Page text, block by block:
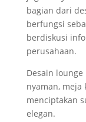
bagian dari
berfungsi
berdiskusi
perusahaan.
Desain
nyaman, meja
menciptakan
elegan.